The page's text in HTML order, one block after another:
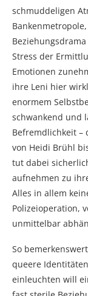
schmuddeligen
Stress der
Emotionen
ihre Leni hier
enormem
schwankend und
Befremdlichkeit –
von Heidi Brühl
tut dabei
aufnehmen zu
Alles in allem
Polizeioperation,
unmittelbar
So
queere
einleuchten will